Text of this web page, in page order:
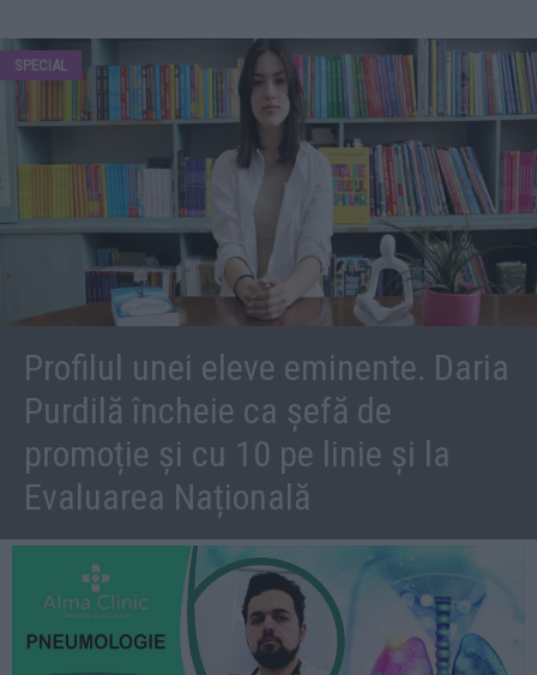
SPECIAL
Profilul unei eleve eminente. Daria
Purdilă încheie ca șefă de
promoție și cu 10 pe linie și la
Evaluarea Națională